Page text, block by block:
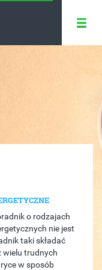
o rodzajach
nie jest
taki składać
wielu trudnych
w sposób